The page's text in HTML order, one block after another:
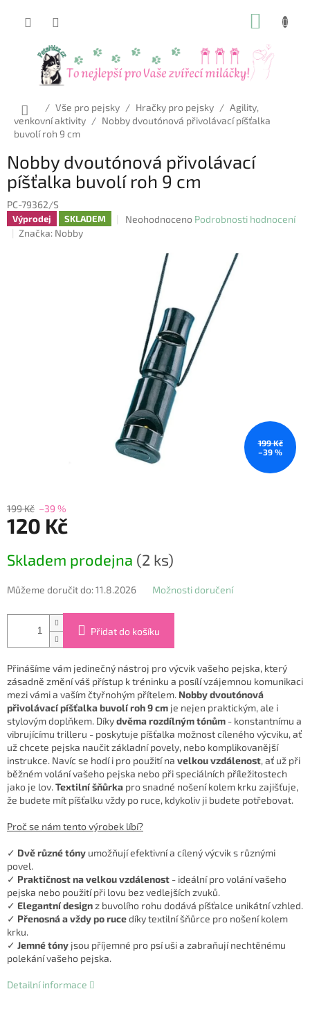
Domů
/ Vše pro pejsky / Hračky pro pejsky / Agility,
venkovní aktivity / Nobby dvoutónová přivolávací píšťalka
buvolí roh 9 cm
Nobby dvoutónová přivolávací
píšťalka buvolí roh 9 cm
PC-79362/S
Výprodej SKLADEM
Průměrné
hvězdiček.
Neohodnoceno Podrobnosti hodnocení
Značka: Nobby
199 Kč
–39 %
199 Kč –39 %
120 Kč
cena:
Skladem prodejna (2 ks)
Můžeme doručit do:11.8.2026 Možnosti doručení
Přidat do košíku
Přinášíme vám jedinečný nástroj pro výcvik vašeho pejska, který
zásadně změní váš přístup k tréninku a posílí vzájemnou komunikaci
mezi vámi a vaším čtyřnohým přítelem. Nobby dvoutónová
přivolávací píšťalka buvolí roh 9 cm je nejen praktickým, ale i
stylovým doplňkem. Díkydvěma rozdílným tónům - konstantnímu a
vibrujícímu trilleru - poskytuje píšťalka možnost cíleného výcviku, ať
už chcete pejska naučit základní povely, nebo komplikovanější
instrukce. Navíc se hodí i pro použití na velkou vzdálenost, ať už při
běžném volání vašeho pejska nebo při speciálních příležitostech
jako je lov. Textilní šňůrka pro snadné nošení kolem krku zajišťuje,
že budete mít píšťalku vždy po ruce, kdykoliv ji budete potřebovat.
Proč se nám tento výrobek líbí?
✓ Dvě různé tóny umožňují efektivní a cílený výcvik s různými
povel.
✓ Praktičnost na velkou vzdálenost - ideální pro volání vašeho
pejska nebo použití při lovu bez vedlejších zvuků.
✓ Elegantní designz buvolího rohu dodává píšťalce unikátní vzhled.
✓ Přenosná a vždy po rucedíky textilní šňůrce pro nošení kolem
krku.
✓ Jemné tóny jsou příjemné pro psí uši a zabraňují nechtěnému
polekání vašeho pejska.
Detailní informace